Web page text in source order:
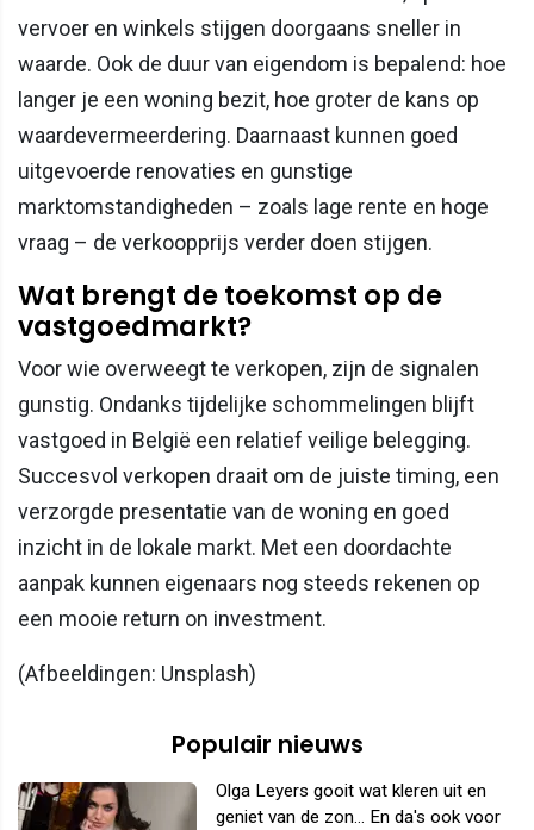
vervoer en winkels stijgen doorgaans sneller in
waarde. Ook de duur van eigendom is bepalend: hoe
langer je een woning bezit, hoe groter de kans op
waardevermeerdering. Daarnaast kunnen goed
uitgevoerde renovaties en gunstige
marktomstandigheden – zoals lage rente en hoge
vraag – de verkoopprijs verder doen stijgen.
Wat brengt de toekomst op de
vastgoedmarkt?
Voor wie overweegt te verkopen, zijn de signalen
gunstig. Ondanks tijdelijke schommelingen blijft
vastgoed in België een relatief veilige belegging.
Succesvol verkopen draait om de juiste timing, een
verzorgde presentatie van de woning en goed
inzicht in de lokale markt. Met een doordachte
aanpak kunnen eigenaars nog steeds rekenen op
een mooie return on investment.
(Afbeeldingen: Unsplash)
Populair nieuws
Olga Leyers gooit wat kleren uit en
geniet van de zon... En da's ook voor